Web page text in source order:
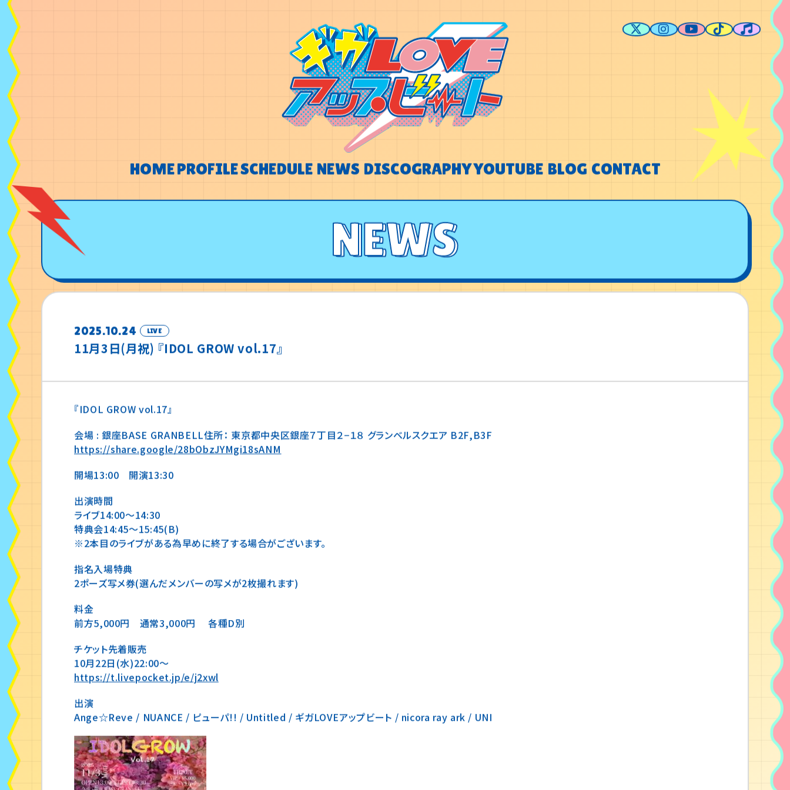
HOMEPROFILESCHEDULE NEWS DISCOGRAPHYYOUTUBE BLOG CONTACT
2025.10.24 LIVE
11月3日(月祝) 『IDOL GROW vol.17』
『IDOL GROW vol.17』
会場 : 銀座BASE GRANBELL住所： 東京都中央区銀座７丁目２−１８ グランベルスクエア B2F,B3F
https://share.google/28bObzJYMgi18sANM
開場13:00 開演13:30
出演時間
ライブ14:00〜14:30
特典会14:45〜15:45(B)
※2本目のライブがある為早めに終了する場合がございます。
指名入場特典
2ポーズ写メ券(選んだメンバーの写メが2枚撮れます)
料金
前方5,000円 通常3,000円 各種D別
チケット先着販売
10月22日(水)22:00〜
https://t.livepocket.jp/e/j2xwl
出演
Ange☆Reve / NUANCE / ピューパ!! / Untitled / ギガLOVEアップビート / nicora ray ark / UNI